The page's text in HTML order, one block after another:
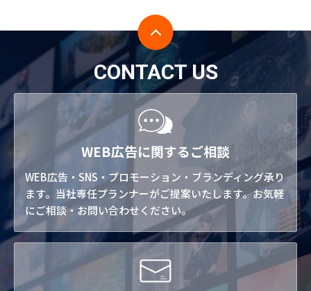
CONTACT US
WEB広告に関するご相談
WEB広告・SNS・プロモーション・ブランディング承り
ます。当社専任プランナーがご提案いたします。お気軽
にご相談・お問い合わせください。